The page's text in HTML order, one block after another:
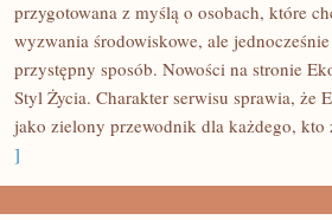
przygotowana z myślą o osobach, które
wyzwania środowiskowe, ale
przystępny sposób. Nowości na stronie
Styl Życia. Charakter serwisu sprawia, że
jako zielony przewodnik dla każdego, kto
]